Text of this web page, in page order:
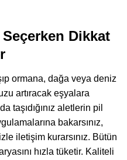
Dikkat
ormana, dağa veya deniz
artıracak eşyalara
taşıdığınız aletlerin pil
bakarsınız,
iletişim kurarsınız. Bütün
hızla tüketir. Kaliteli